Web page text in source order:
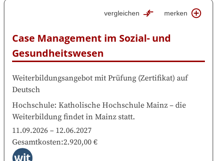
Case Management im Sozial- und
Gesundheitswesen
vergleichen merken
Weiterbildungsangebot mit Prüfung (Zertifikat) auf
Deutsch
Hochschule: Katholische Hochschule Mainz – die
Weiterbildung findet in Mainz statt.
11.09.2026 – 12.06.2027
Gesamtkosten:2.920,00 €